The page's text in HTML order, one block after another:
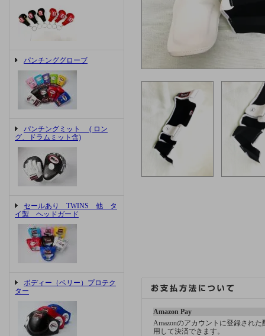
パンチンググローブ
パンチングミット ( ロン
グ、ドラムミット含)
セールあり TWINS 他 タ
イ製 ヘッドガード
ボディー（ベリー）プロテク
ター
Amazon Pay
Amazonのアカウントに登録され
用して決済できます。